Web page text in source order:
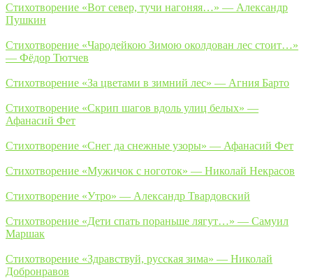
Стихотворение «Вот север, тучи нагоняя…» — Александр
Пушкин
Стихотворение «Чародейкою Зимою околдован лес стоит…»
— Фёдор Тютчев
Стихотворение «За цветами в зимний лес» — Агния Барто
Стихотворение «Скрип шагов вдоль улиц белых» —
Афанасий Фет
Стихотворение «Снег да снежные узоры» — Афанасий Фет
Стихотворение «Мужичок с ноготок» — Николай Некрасов
Стихотворение «Утро» — Александр Твардовский
Стихотворение «Дети спать пораньше лягут…» — Самуил
Маршак
Стихотворение «Здравствуй, русская зима» — Николай
Добронравов